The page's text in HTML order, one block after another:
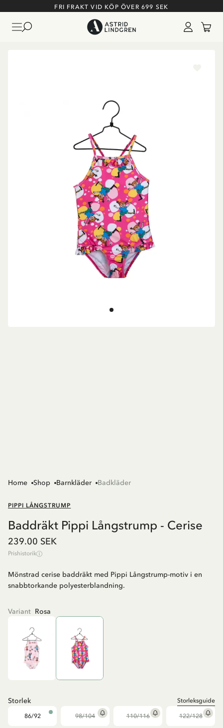
FRI FRAKT VID KÖP ÖVER 699 SEK
Home Shop Barnkläder Badkläder
PIPPI LÅNGSTRUMP
Baddräkt Pippi Långstrump - Cerise
239.00 SEK
Prishistorik
Mönstrad cerise baddräkt med Pippi Långstrump-motiv i en
snabbtorkande polyesterblandning.
Variant Rosa
Storlek Storleksguide
86/92 98/104 110/116 122/128